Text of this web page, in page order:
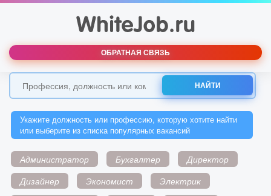
ОБРАТНАЯ СВЯЗЬ
НАЙТИ
Укажите должность или профессию, которую хотите найти
или выберите из списка популярных вакансий
Администратор Бухгалтер
Директор
Дизайнер
Экономист
Электрик